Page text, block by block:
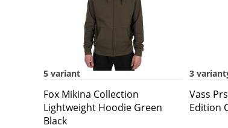
5 variant
Fox Mikina Collection
Lightweight Hoodie Green
Black
3
Vass
Edition